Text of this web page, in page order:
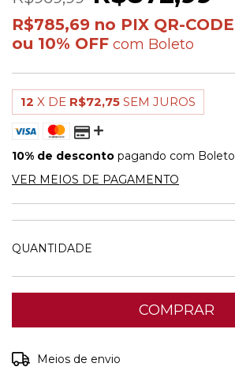
R$785,69
com Boleto
12 X DE R$72,75 SEM JUROS
10% de desconto pagando com Boleto
VER MEIOS DE PAGAMENTO
QUANTIDADE
Entregas para o CEP:
Meios de envio